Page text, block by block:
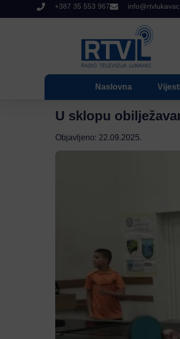
+387 35 553 967
Naslovna Vijesti
U sklopu
Objavljeno: 22.09.2025.